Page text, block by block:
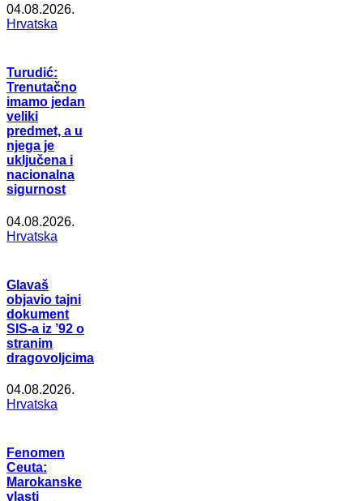
04.08.2026.
Hrvatska
Turudić:
Trenutačno
imamo jedan
veliki
predmet, a u
njega je
uključena i
nacionalna
sigurnost
04.08.2026.
Hrvatska
Glavaš
objavio tajni
dokument
SIS-a iz ’92 o
stranim
dragovoljcima
04.08.2026.
Hrvatska
Fenomen
Ceuta:
Marokanske
vlasti